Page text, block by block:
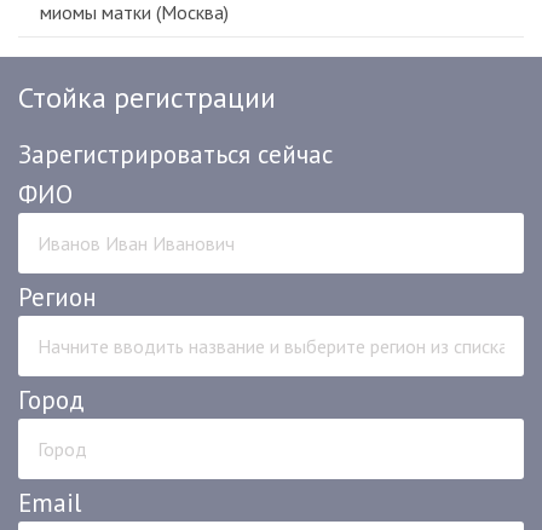
миомы матки (Москва)
Стойка регистрации
Зарегистрироваться сейчас
ФИО
Регион
Город
Email